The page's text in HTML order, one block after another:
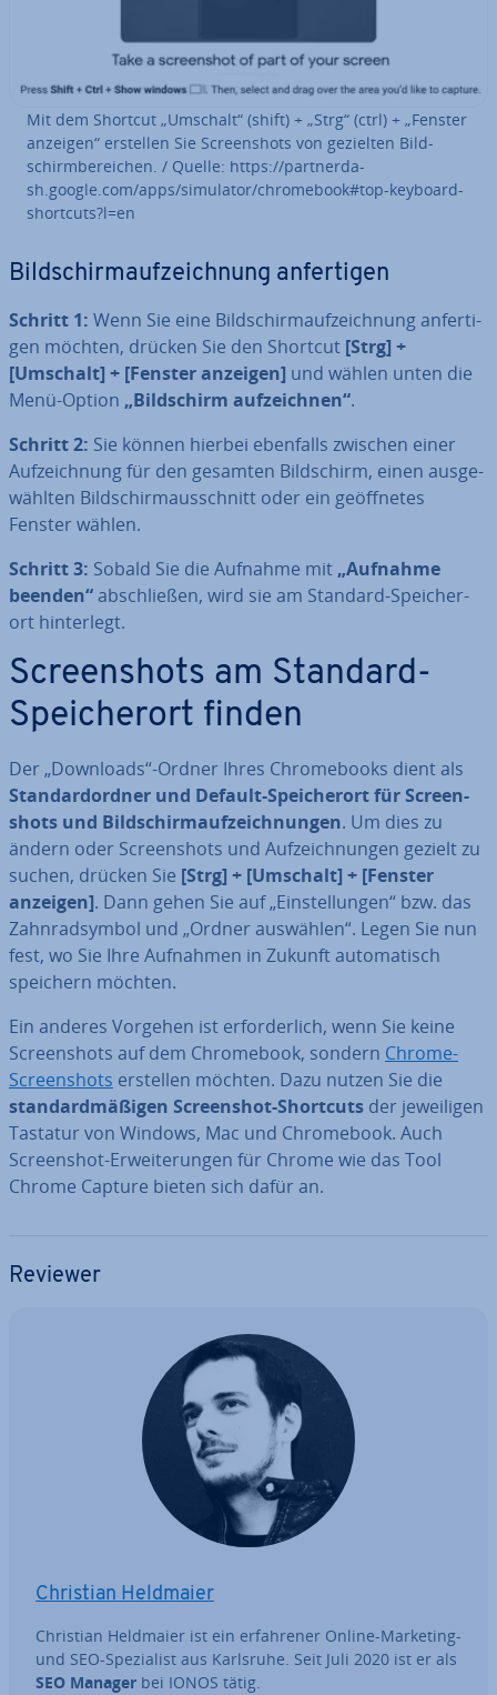
Mit dem Shortcut „Umschalt“ (shift) + „Strg“ (ctrl) + „Fenster
anzeigen“ erstellen Sie Screen­shots von gezielten Bild­
schirm­be­rei­chen. / Quelle: https://part­ner­da­
sh.google.com/apps/simulator/chrome­book#top-keyboard-
shortcuts?l=en
Bild­schirm­auf­zeich­nung an­fer­ti­gen
Schritt 1: Wenn Sie eine Bild­schirm­auf­zeich­nung an­fer­ti­
gen möchten, drücken Sie den Shortcut [Strg] +
[Umschalt] + [Fenster anzeigen] und wählen unten die
Menü-Option „Bild­schirm auf­zeich­nen“.
Schritt 2: Sie können hierbei ebenfalls zwischen einer
Auf­zeich­nung für den gesamten Bild­schirm, einen aus­ge­
wähl­ten Bild­schirm­aus­schnitt oder ein ge­öff­ne­tes
Fenster wählen.
Schritt 3: Sobald Sie die Aufnahme mit „Aufnahme
beenden“ab­schlie­ßen, wird sie am Standard-Spei­cher­
ort hin­ter­legt.
Screen­shots am Standard-
Spei­cher­ort finden
Der „Downloads“-Ordner Ihres Chrome­books dient als
Stan­dard­ord­ner und Default-Spei­cher­ortfür Screen­
shots und Bild­schirm­auf­zeich­nun­gen. Um dies zu
ändern oder Screen­shots und Auf­zeich­nun­gen gezielt zu
suchen, drücken Sie [Strg] + [Umschalt] + [Fenster
anzeigen]. Dann gehen Sie auf „Ein­stel­lun­gen“ bzw. das
Zahn­rad­sym­bol und „Ordner auswählen“. Legen Sie nun
fest, wo Sie Ihre Aufnahmen in Zukunft au­to­ma­tisch
speichern möchten.
Ein anderes Vorgehen ist er­for­der­lich, wenn Sie keine
Screen­shots auf dem Chrome­book, sondern Chrome-
Screen­shots erstellen möchten. Dazu nutzen Sie die
stan­dard­mä­ßi­gen Screen­shot-Shortcuts der je­wei­li­gen
Tastatur von Windows, Mac und Chrome­book. Auch
Screen­shot-Er­wei­te­run­gen für Chrome wie das Tool
Chrome Capture bieten sich dafür an.
Reviewer
Christian Heldmaier
Christian Heldmaier ist ein er­fah­re­ner Online-Marketing-
und SEO-Spe­zia­list aus Karlsruhe. Seit Juli 2020 ist er als
SEO Manager bei IONOS tätig.